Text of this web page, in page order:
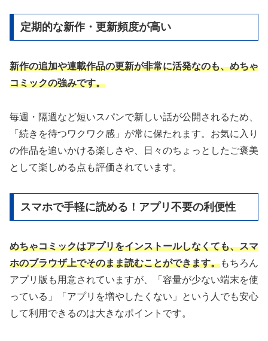
定期的な新作・更新頻度が高い
新作の追加や連載作品の更新が非常に活発なのも、めちゃ
コミックの強みです。
毎週・隔週など短いスパンで新しい話が公開されるため、
「続きを待つワクワク感」が常に保たれます。お気に入り
の作品を追いかける楽しさや、日々のちょっとしたご褒美
として楽しめる点も評価されています。
スマホで手軽に読める！アプリ不要の利便性
めちゃコミックはアプリをインストールしなくても、スマ
ホのブラウザ上でそのまま読むことができます。もちろん
アプリ版も用意されていますが、「容量が少ない端末を使
っている」「アプリを増やしたくない」という人でも安心
して利用できるのは大きなポイントです。